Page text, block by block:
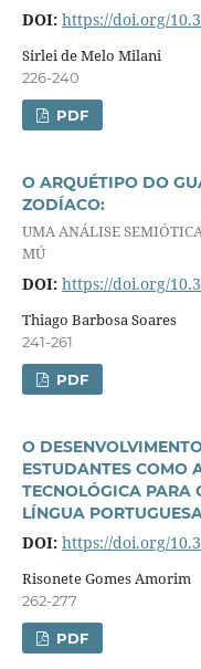
DOI: https://doi.org/
Sirlei de Melo Milani
226-240
PDF
O ARQUÉTIPO DO
ZODÍACO:
UMA ANÁLISE
MÚ
DOI: https://doi.org/
Thiago Barbosa Soares
241-261
PDF
O
ESTUDANTES COMO
TECNOLÓGICA PARA
LÍNGUA
DOI: https://doi.org/
Risonete Gomes Amorim
262-277
PDF